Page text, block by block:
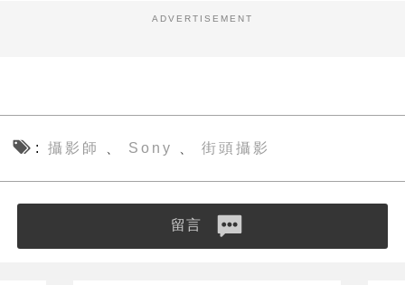
ADVERTISEMENT
攝影師 Sony 街頭攝影
留言